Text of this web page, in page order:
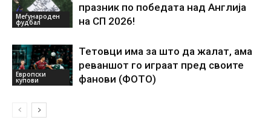
Меѓународен
фудбал
празник по победата над Англија
на СП 2026!
Европски
купови
Тетовци има за што да жалат, ама
реваншот го играат пред своите
фанови (ФОТО)